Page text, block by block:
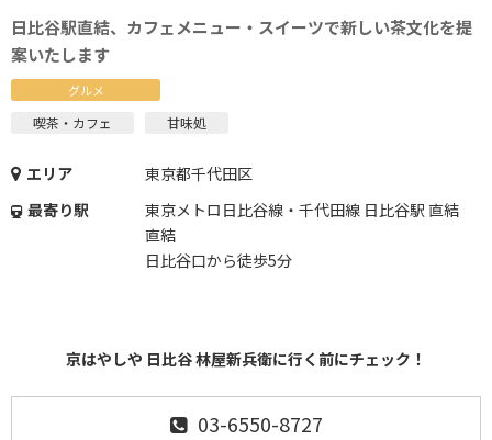
日比谷駅直結、カフェメニュー・スイーツで新しい茶文化を提
案いたします
グルメ
喫茶・カフェ 甘味処
エリア
東京都千代田区
最寄り駅
東京メトロ日比谷線・千代田線 日比谷駅 直結
直結
日比谷口から徒歩5分
京はやしや 日比谷 林屋新兵衛に行く前にチェック！
03-6550-8727